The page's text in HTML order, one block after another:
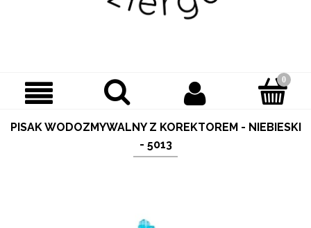
PISAK WODOZMYWALNY Z KOREKTOREM - NIEBIESKI
- 5013